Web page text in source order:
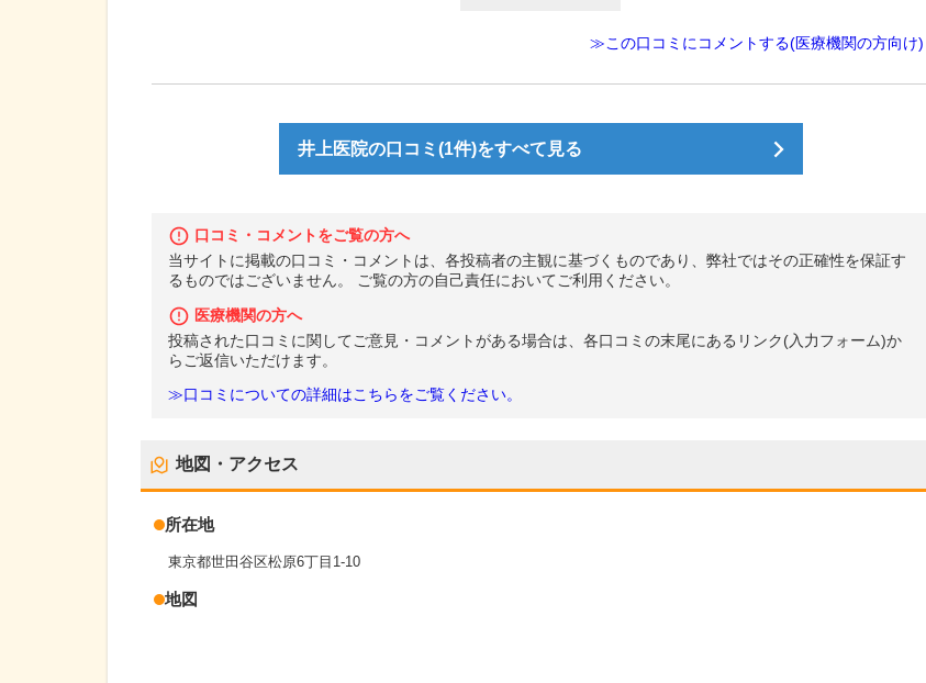
≫この口コミにコメントする(医療機関の方向け)
井上医院の口コミ(1件)をすべて見る
口コミ・コメントをご覧の方へ
当サイトに掲載の口コミ・コメントは、各投稿者の主観に基づくものであり、弊社ではその正確性を保証す
るものではございません。 ご覧の方の自己責任においてご利用ください。
医療機関の方へ
投稿された口コミに関してご意見・コメントがある場合は、各口コミの末尾にあるリンク(入力フォーム)か
らご返信いただけます。
≫口コミについての詳細はこちらをご覧ください。
地図・アクセス
所在地
東京都世田谷区松原6丁目1-10
地図